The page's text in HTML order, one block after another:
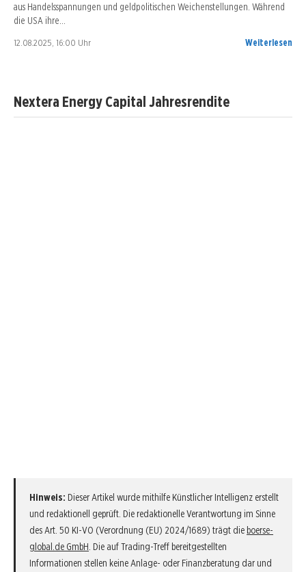
aus Handelsspannungen und geldpolitischen Weichenstellungen. Während
die USA ihre…
12.08.2025, 16:00 Uhr Weiterlesen
Nextera Energy Capital Jahresrendite
Hinweis: Dieser Artikel wurde mithilfe Künstlicher Intelligenz erstellt
und redaktionell geprüft. Die redaktionelle Verantwortung im Sinne
des Art. 50 KI-VO (Verordnung (EU) 2024/1689) trägt die boerse-
global.de GmbH . Die auf Trading-Treff bereitgestellten
Informationen stellen keine Anlage- oder Finanzberatung dar und